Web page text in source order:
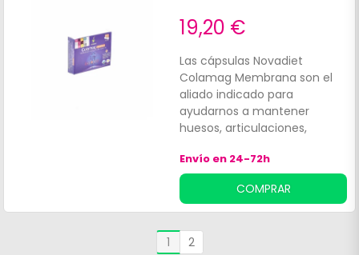
19,20 €
Las cápsulas Novadiet
Colamag Membrana son el
aliado indicado para
ayudarnos a mantener
huesos, articulaciones,
perfecto estado, evitando el
desgaste y los dolores que
causa el paso del tiempo. Su
fórmula también ayudará a
mantener una piel de
aspecto más joven.
Envío en 24-72h
COMPRAR
1 2